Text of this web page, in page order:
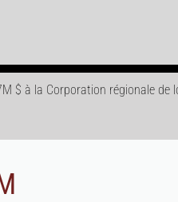
$ à la Corporation régionale de